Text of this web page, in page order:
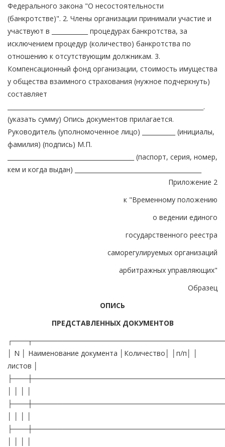
Федерального закона "О несостоятельности
(банкротстве)". 2. Члены организации принимали участие и
участвуют в ____________ процедурах банкротства, за
исключением процедур (количество) банкротства по
отношению к отсутствующим должникам. 3.
Компенсационный фонд организации, стоимость имущества
у общества взаимного страхования (нужное подчеркнуть)
составляет
_________________________________________________________________.
(указать сумму) Опись документов прилагается.
Руководитель (уполномоченное лицо) ___________ (инициалы,
фамилия) (подпись) М.П.
__________________________________________ (паспорт, серия, номер,
кем и когда выдан) __________________________________________
Приложение 2
к "Временному положению
о ведении единого
государственного реестра
саморегулируемых организаций
арбитражных управляющих"
Образец
ОПИСЬ
ПРЕДСТАВЛЕННЫХ ДОКУМЕНТОВ
│ N │ Наименование документа │Количество│ │п/п│ │
листов │